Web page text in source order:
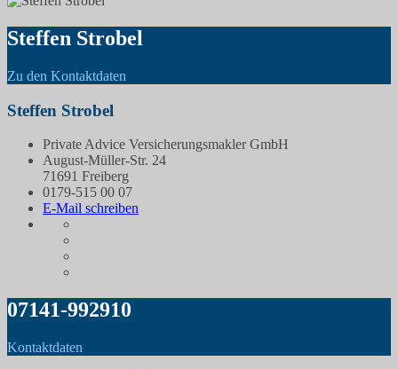
Steffen Strobel
Zu den Kontaktdaten
Steffen Strobel
Private Advice Versicherungsmakler GmbH
August-Müller-Str. 24
71691 Freiberg
0179-515 00 07
E-Mail schreiben
07141-992910
Kontaktdaten